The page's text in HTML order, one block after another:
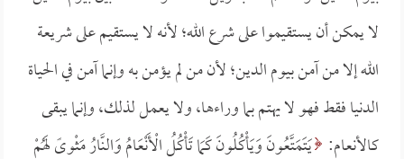
لا يمكن أن يستقيموا على شرع الله؛ لأنه لا يستقيم على شريعة
الله إلا من آمن بيوم الدين؛ لأن من لم يؤمن به وإنما آمن في الحياة
الدنيا فقط فهو لا يهتم بما وراءها، ولا يعمل لذلك، وإنما يبقى
كالأنعام: يَتَمَتَّعُونَ وَيَأْكُلُونَ كَمَا تَأْكُلُ الْأَنْعَامُ وَالنَّارُ مَثْوىً لَهُمْ